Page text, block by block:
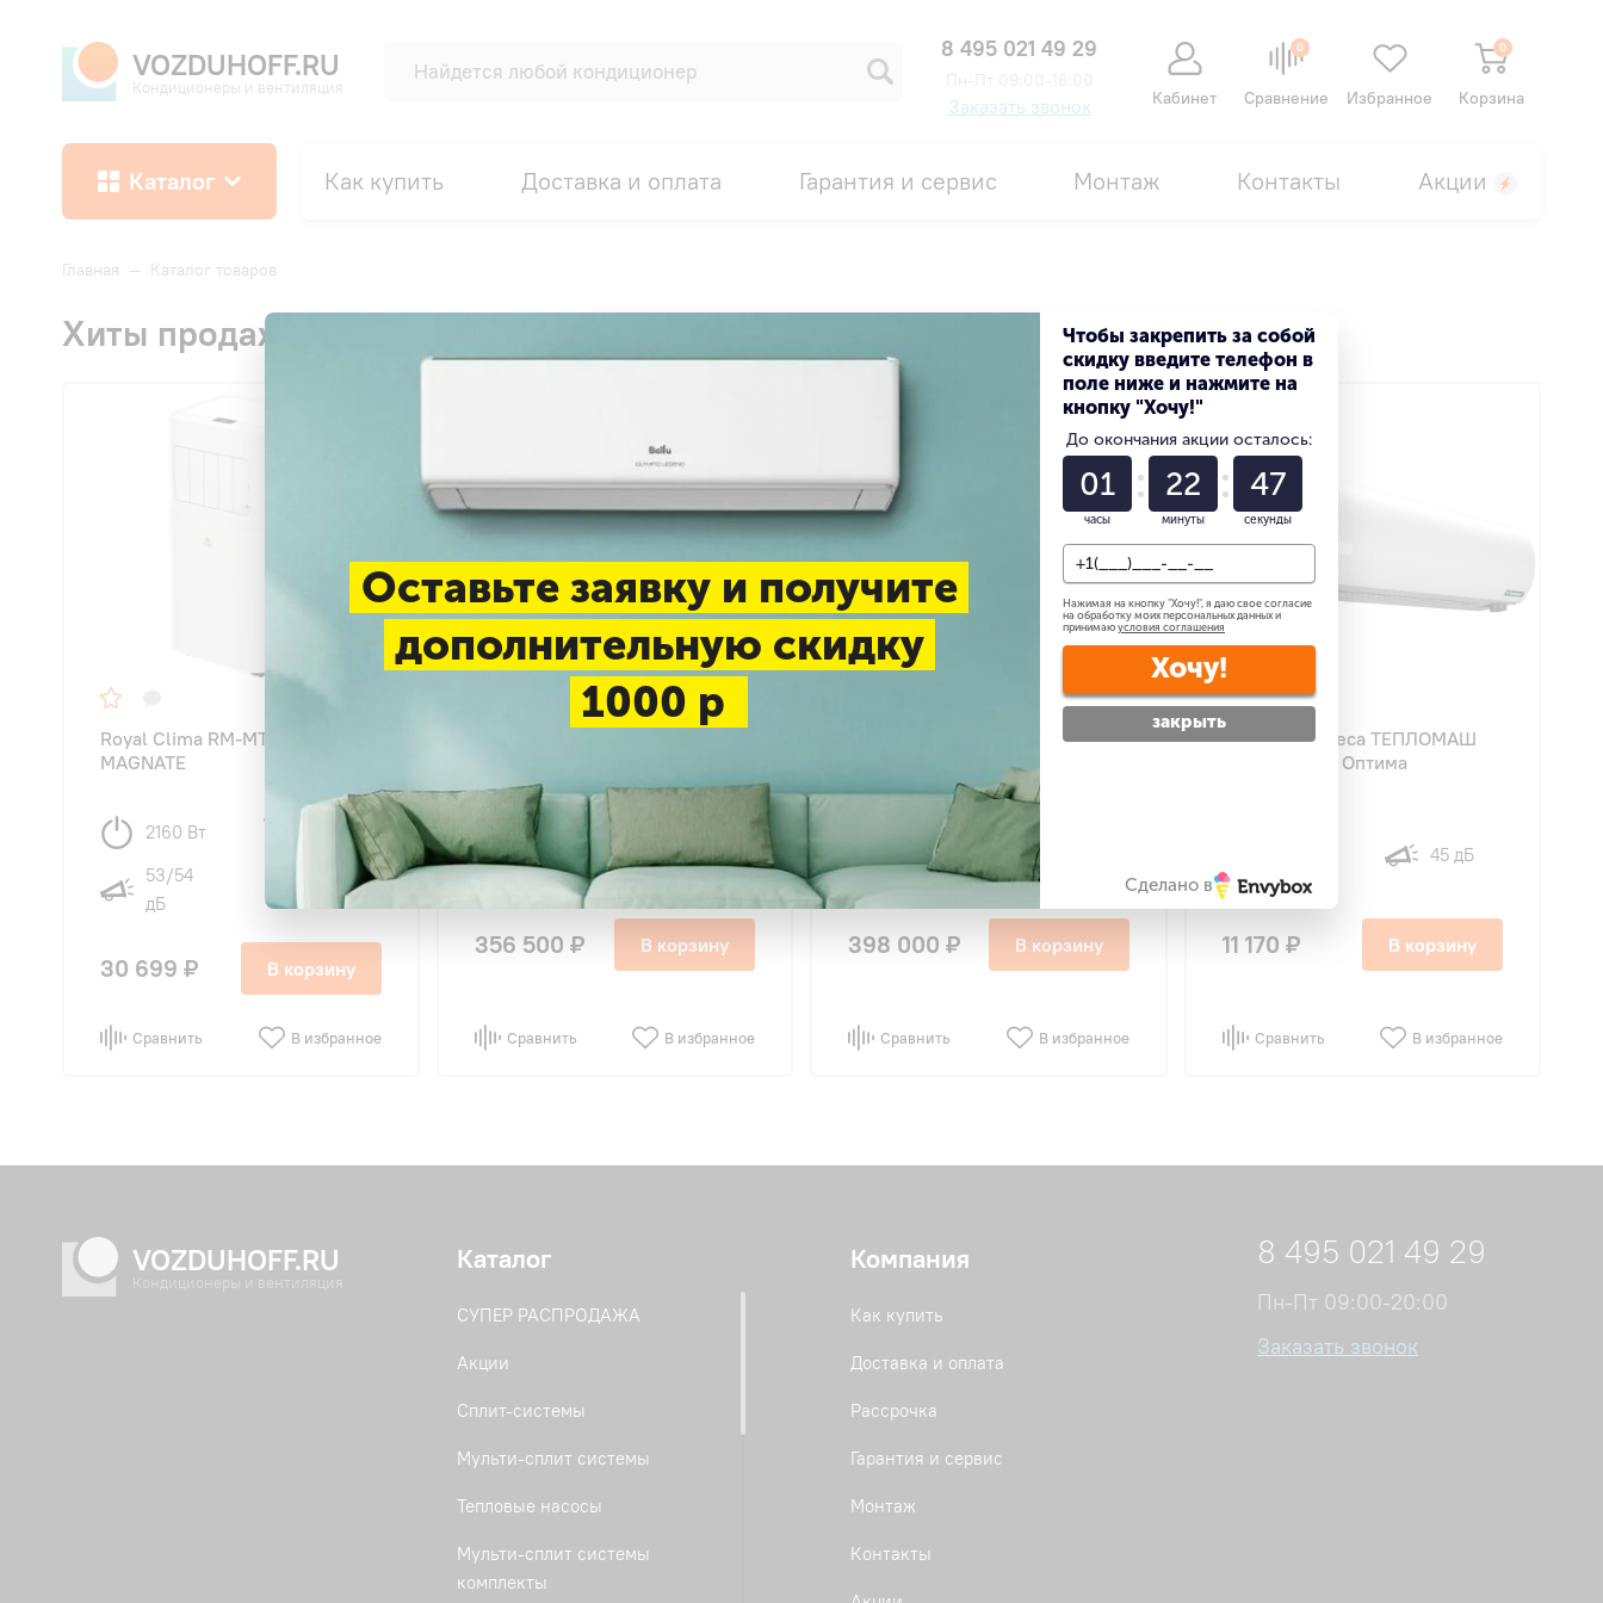
VOZDUHOFF.RU
Кондиционеры и вентиляция
8 495 021 49 29
Заказать звонок Кабинет
0
Сравнение Избранное
0
Корзина
Каталог Как купить Доставка и оплата Гарантия и сервис Монтаж Контакты Акции
Главная — Каталог товаров
Хиты продаж
Royal Clima RM-MT22CH-E
MAGNATE
2160 Вт 2
53/54
дБ
30 699 ₽ В корзину
Сравнить В избранное
STANDING
41 дБ
356 500 ₽ В корзину
Сравнить В избранное
TOSHIBA RAV-RM1401FT-EN
RAV-GP1401AT8-E FLOOR
STANDING
45 дБ
398 000 ₽ В корзину
Сравнить В избранное
41
Тепловая завеса ТЕПЛОМАШ
КЭВ-ЗП1154E Оптима
45 дБ
11 170 ₽ В корзину
Сравнить В избранное
VOZDUHOFF.RU
Кондиционеры и вентиляция
Каталог
СУПЕР РАСПРОДАЖА
Акции
Сплит-системы
Мульти-сплит системы
Тепловые насосы
Мульти-сплит системы
комплекты
Компания
Как купить
Доставка и оплата
Рассрочка
Гарантия и сервис
Монтаж
Контакты
8 495 021 49 29
Пн-Пт 09:00-20:00
Заказать звонок
Оставьте заявку и получите
дополнительную скидку
1000 р
Чтобы закрепить за собой
скидку введите телефон в
поле ниже и нажмите на
кнопку "Хочу!"
До окончания акции осталось:
01
часы
22
минуты
46
секунды
Нажимая на кнопку "Хочу!", я даю свое согласие
на обработку моих персональных данных и
принимаю условия соглашения
Хочу!
закрыть
Сделано в